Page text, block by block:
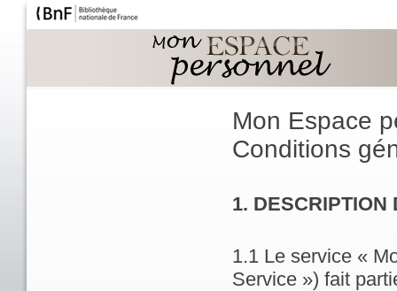
Mon Espace
Conditions
1. DESCRIPTION
1.1 Le service «
Service ») fait